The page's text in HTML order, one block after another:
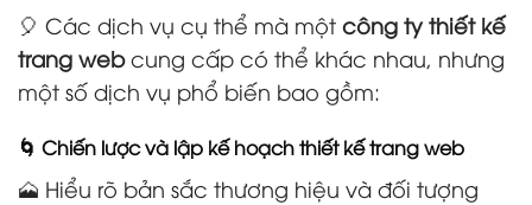
🎈 Các dịch vụ cụ thể mà một công ty thiết kế
trang webcung cấp có thể khác nhau, nhưng
một số dịch vụ phổ biến bao gồm:
🌀 Chiến lược và lập kế hoạch thiết kế trang web
🗻 Hiểu rõ bản sắc thương hiệu và đối tượng